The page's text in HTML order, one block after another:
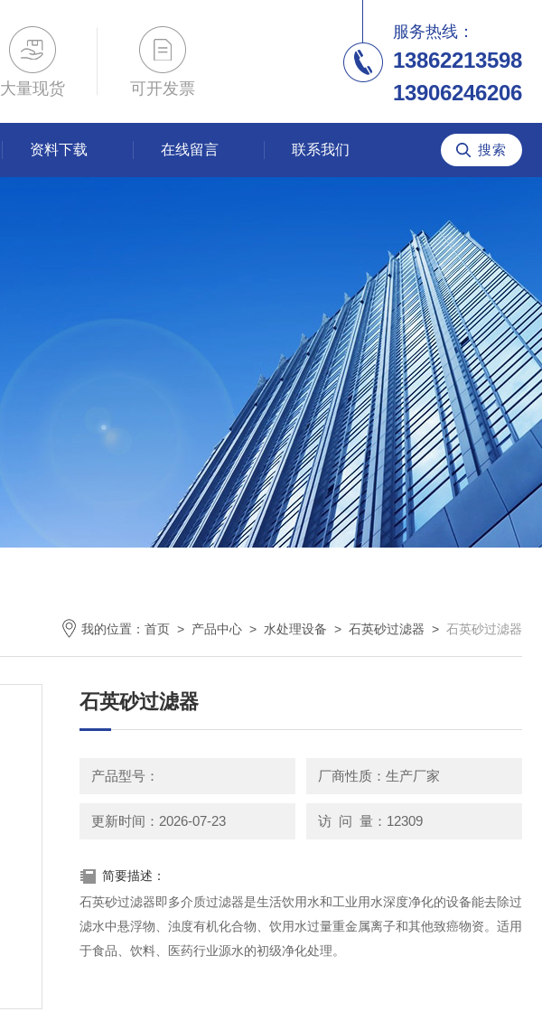
大量现货 可开发票
服务热线：
13862213598
13906246206
资料下载 在线留言 联系我们
我的位置： 首页 > 产品中心 > 水处理设备 > 石英砂过滤器 > 石英砂过滤器
石英砂过滤器
产品型号： 厂商性质：生产厂家
更新时间：2026-07-23 访 问 量：12309
简要描述：
石英砂过滤器即多介质过滤器是生活饮用水和工业用水深度净化的设备能去除过
滤水中悬浮物、浊度有机化合物、饮用水过量重金属离子和其他致癌物资。适用
于食品、饮料、医药行业源水的初级净化处理。